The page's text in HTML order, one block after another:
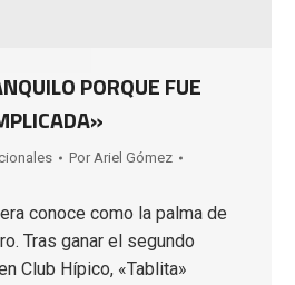
PORQUE FUE
Por Ariel Gómez
conoce como la palma de
Tras ganar el segundo
Club Hípico, «Tablita»